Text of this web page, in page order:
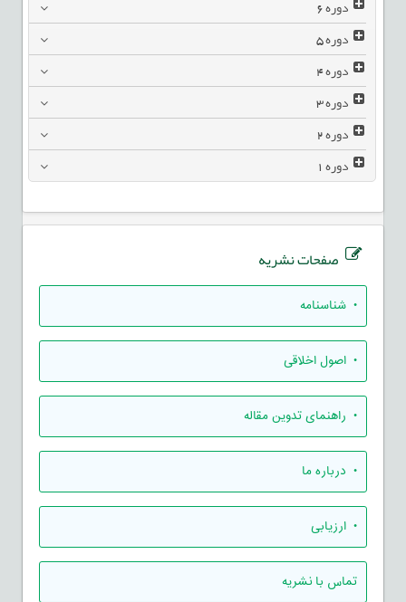
دوره6
دوره5
دوره4
دوره3
دوره2
دوره1
صفحات نشریه
• شناسنامه
• اصول اخلاقی
• راهنمای تدوين مقاله
• درباره ما
• ارزيابی
تماس با نشریه